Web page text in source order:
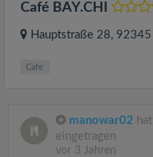
Café BAY.CHI
Hauptstraße 28, 92345
Cafe
manowar02 hat
eingetragen
vor 3 Jahren